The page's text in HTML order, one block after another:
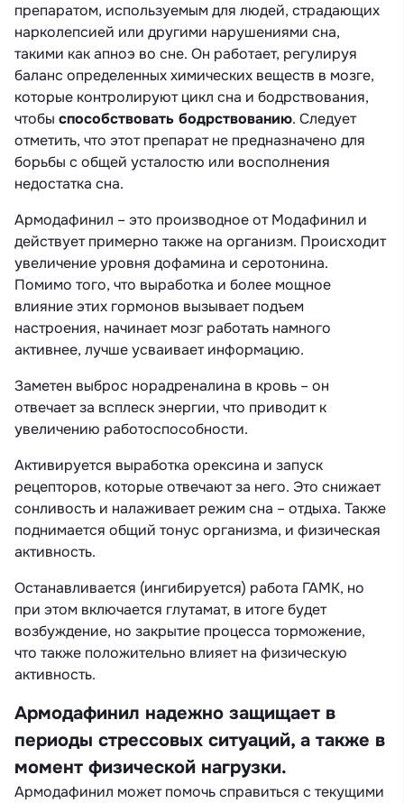
препаратом, используемым для людей, страдающих
нарколепсией или другими нарушениями сна,
такими как апноэ во сне. Он работает, регулируя
баланс определенных химических веществ в мозге,
которые контролируют цикл сна и бодрствования,
чтобы способствовать бодрствованию. Следует
отметить, что этот препарат не предназначено для
борьбы с общей усталостю или восполнения
недостатка сна.
Армодафинил – это производное от Модафинил и
действует примерно также на организм. Происходит
увеличение уровня дофамина и серотонина.
Помимо того, что выработка и более мощное
влияние этих гормонов вызывает подъем
настроения, начинает мозг работать намного
активнее, лучше усваивает информацию.
Заметен выброс норадреналина в кровь – он
отвечает за всплеск энергии, что приводит к
увеличению работоспособности.
Активируется выработка орексина и запуск
рецепторов, которые отвечают за него. Это снижает
сонливость и налаживает режим сна – отдыха. Также
поднимается общий тонус организма, и физическая
активность.
Останавливается (ингибируется) работа ГАМК, но
при этом включается глутамат, в итоге будет
возбуждение, но закрытие процесса торможение,
что также положительно влияет на физическую
активность.
Армодафинил надежно защищает в
периоды стрессовых ситуаций, а также в
момент физической нагрузки.
Армодафинил может помочь справиться с текущими